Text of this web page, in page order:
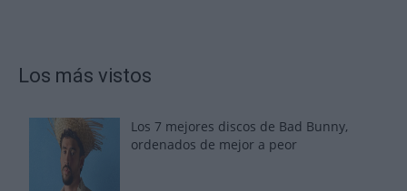
Los más vistos
Los 7 mejores discos de Bad Bunny,
ordenados de mejor a peor